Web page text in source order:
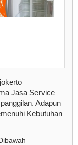
Jasa Service
Adapun
Kebutuhan